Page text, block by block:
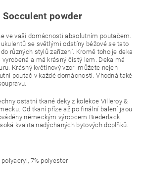
Socculent powder
ve vaší domácnosti absolutním poutačem.
se světlými odstíny béžové se tato
různých stylů zařízení. Kromě toho je deka
vyrobená a má krásný čistý lem. Deka má
Krásný květinový vzor můžete nejen
poutač v každé domácnosti. Vhodná také
ostatní tkané deky z kolekce Villeroy &
Od tkaní příze až po finální balení jsou
německým výrobcem Biederlack.
kvalita nadýchaných bytových doplňků.
7% polyester